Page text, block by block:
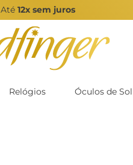
Até 12x sem juros
Relógios Óculos de Sol